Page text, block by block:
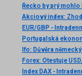
Řecko by prý
Akciový index:
EUR/GBP -
Portugalská
Ifo: Důvěra
Forex: Otestuje
Index DAX -